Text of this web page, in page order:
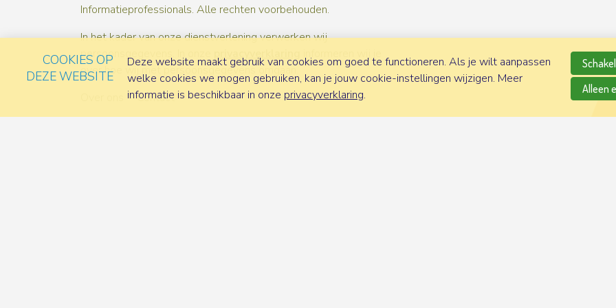
Informatieprofessionals. Alle rechten voorbehouden.
In het kader van onze dienstverlening verwerken wij
persoonsgegevens. In onze
over hoe wij met persoonsgegevens omgaan.
Contact
COOKIES OP
DEZE WEBSITE
Deze website maakt gebruik van cookies om goed te functioneren. Als je wilt aanpassen
welke cookies we mogen gebruiken, kan je jouw cookie-instellingen wijzigen. Meer
informatie is beschikbaar in onze privacyverklaring.
Alleen